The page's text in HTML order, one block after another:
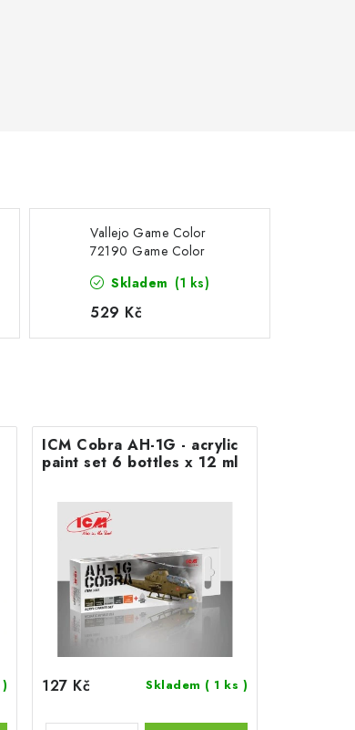
Vallejo Game Color
72190 Game Color
Skladem (1 ks)
529 Kč
ICM Cobra AH-1G - acrylic
paint set 6 bottles х 12 ml
127 Kč Skladem ( 1 ks )